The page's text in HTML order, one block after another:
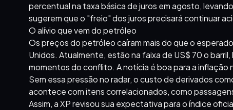
percentual na taxa básica de juros em agosto,
sugerem que o "freio" dos juros precisará continuar
O alívio que vem do petróleo
Os preços do petróleo caíram mais do que o
Unidos. Atualmente, estão na faixa de US$ 70 o
momentos do conflito. A notícia é boa para a inflação
Sem essa pressão no radar, o custo de derivados
acontece com itens correlacionados, como
Assim, a XP revisou sua expectativa para o índice